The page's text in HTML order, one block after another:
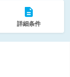
詳細条件